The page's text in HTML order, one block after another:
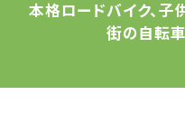
本格ロードバイク、子
街の自転車